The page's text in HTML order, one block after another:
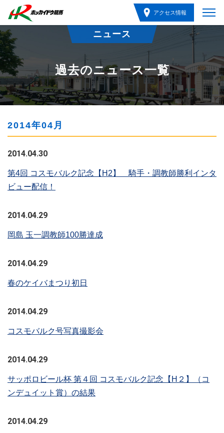
アクセス情報
ニュース
過去のニュース一覧
2014年04月
2014.04.30
第4回 コスモバルク記念【H2】 騎手・調教師勝利インタ
ビュー配信！
2014.04.29
岡島 玉一調教師100勝達成
2014.04.29
春のケイバまつり初日
2014.04.29
コスモバルク号写真撮影会
2014.04.29
サッポロビール杯 第４回 コスモバルク記念【H２】（コ
ンデュイット賞）の結果
2014.04.29